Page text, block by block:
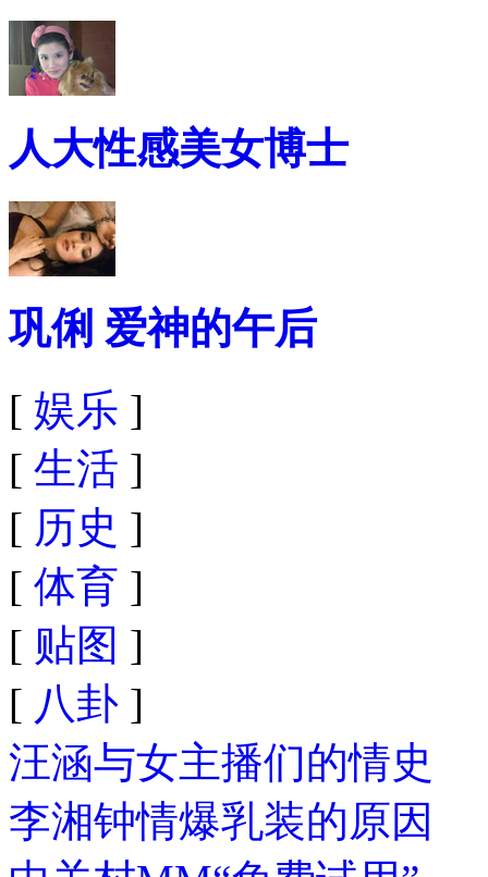
人大性感美女博士
巩俐 爱神的午后
[ 娱乐 ]
[ 生活 ]
[ 历史 ]
[ 体育 ]
[ 贴图 ]
[ 八卦 ]
汪涵与女主播们的情史
李湘钟情爆乳装的原因